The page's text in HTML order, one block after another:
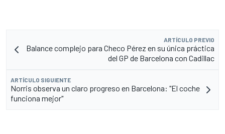
ARTÍCULO PREVIO
Balance complejo para Checo Pérez en su única práctica
del GP de Barcelona con Cadillac
ARTÍCULO SIGUIENTE
Norris observa un claro progreso en Barcelona: "El coche
funciona mejor"